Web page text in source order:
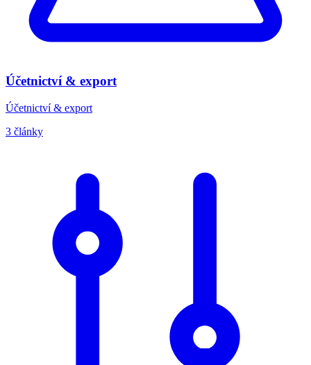
Účetnictví & export
Účetnictví & export
3 články